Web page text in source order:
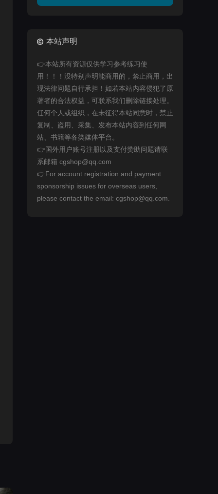
本站声明
👉本站所有资源仅供学习参考练习使
用！！！没特别声明能商用的，禁止商用，出
现法律问题自行承担！如若本站内容侵犯了原
著者的合法权益，可联系我们删除链接处理。
任何个人或组织，在未征得本站同意时，禁止
复制、盗用、采集、发布本站内容到任何网
站、书籍等各类媒体平台。
👉国外用户账号注册以及支付赞助问题请联
系邮箱 cgshop@qq.com
👉For account registration and payment
sponsorship issues for overseas users,
please contact the email: cgshop@qq.com.